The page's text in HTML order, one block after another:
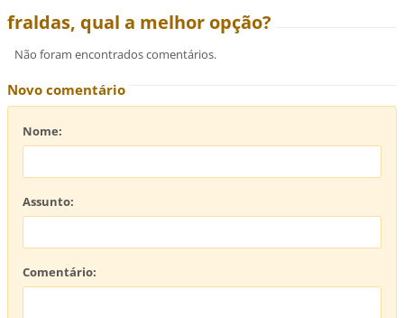
fraldas, qual a melhor opção?
Não foram encontrados comentários.
Novo comentário
Nome:
Assunto:
Comentário: